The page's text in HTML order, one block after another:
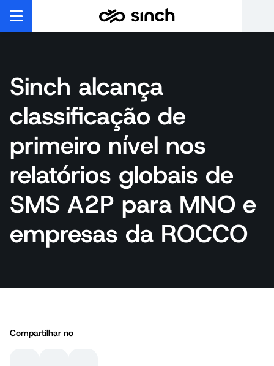
Sinch alcança
classificação de
primeiro nível nos
relatórios globais de
SMS A2P para MNO e
empresas da ROCCO
Compartilhar no